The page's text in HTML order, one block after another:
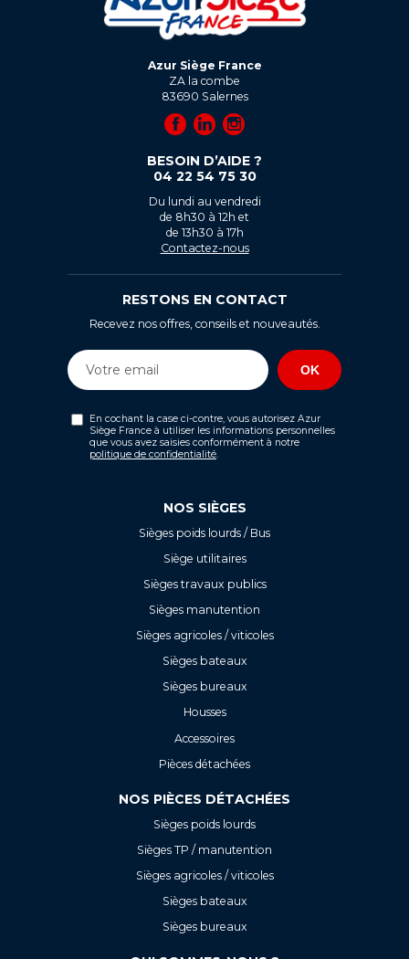
Azur Siège France
ZA la combe
83690 Salernes
BESOIN D’AIDE ?
04 22 54 75 30
Du lundi au vendredi
de 8h30 à 12h et
de 13h30 à 17h
Contactez-nous
RESTONS EN CONTACT
Recevez nos offres, conseils et nouveautés.
En cochant la case ci-contre, vous autorisez Azur
Siège France à utiliser les informations personnelles
que vous avez saisies conformément à notre
politique de confidentialité
NOS SIÈGES
Sièges poids lourds / Bus
Siège utilitaires
Sièges travaux publics
Sièges manutention
Sièges agricoles / viticoles
Sièges bateaux
Sièges bureaux
Housses
Accessoires
Pièces détachées
NOS PIÈCES DÉTACHÉES
Sièges poids lourds
Sièges TP / manutention
Sièges agricoles / viticoles
Sièges bateaux
Sièges bureaux